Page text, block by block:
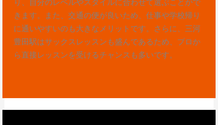
り、自分のレベルやスタイルに合わせて選ぶことがで
きます。また、交通の便が良いため、仕事や学校帰り
に通いやすいのも大きなメリットです。さらに、三河
豊田駅はサックスレッスンも盛んであるため、プロか
ら直接レッスンを受けるチャンスも多いです。